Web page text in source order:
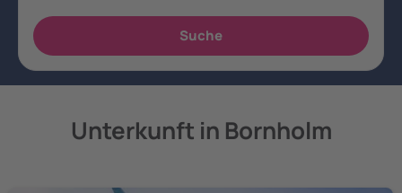
Unterkunft in Bornholm